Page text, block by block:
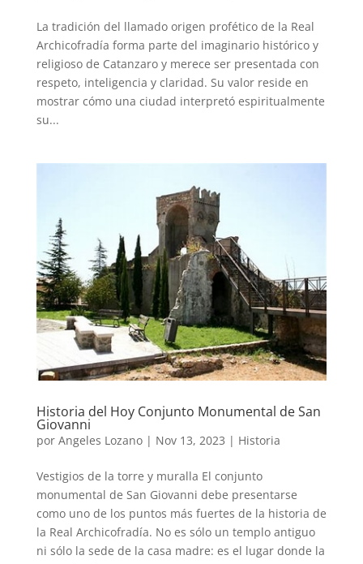
La tradición del llamado origen profético de la Real
Archicofradía forma parte del imaginario histórico y
religioso de Catanzaro y merece ser presentada con
respeto, inteligencia y claridad. Su valor reside en
mostrar cómo una ciudad interpretó espiritualmente
su...
Historia del Hoy Conjunto Monumental de San
Giovanni
por Angeles Lozano| Nov 13, 2023 | Historia
Vestigios de la torre y muralla El conjunto
monumental de San Giovanni debe presentarse
como uno de los puntos más fuertes de la historia de
la Real Archicofradía. No es sólo un templo antiguo
ni sólo la sede de la casa madre: es el lugar donde la